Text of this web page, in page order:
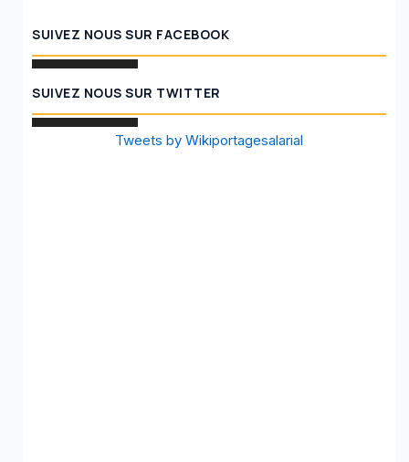
SUIVEZ NOUS SUR FACEBOOK
SUIVEZ NOUS SUR TWITTER
Tweets by Wikiportagesalarial